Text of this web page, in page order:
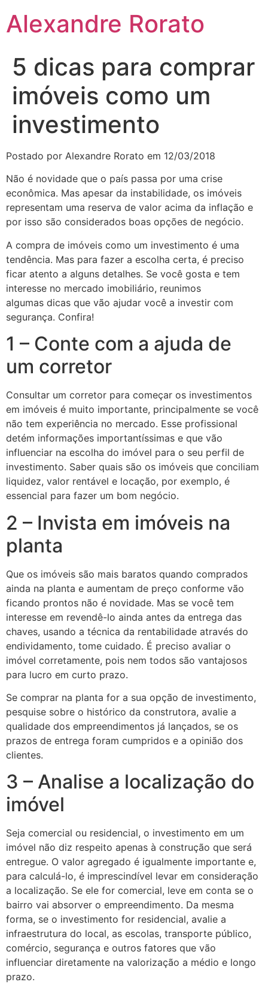
para
Alexandre Rorato
5 dicas para comprar
imóveis como um
investimento
Postado por Alexandre Rorato em 12/03/2018
Não é novidade que o país passa por uma crise
econômica. Mas apesar da instabilidade, os imóveis
representam uma reserva de valor acima da inflação e
por isso são considerados boas opções de negócio.
A compra de imóveis como um investimento é uma
tendência. Mas para fazer a escolha certa, é preciso
ficar atento a alguns detalhes. Se você gosta e tem
interesse no mercado imobiliário, reunimos
algumas dicas que vão ajudar você a investir com
segurança. Confira!
1 – Conte com a ajuda de
um corretor
Consultar um corretor para começar os investimentos
em imóveis é muito importante, principalmente se você
não tem experiência no mercado. Esse profissional
detém informações importantíssimas e que vão
influenciar na escolha do imóvel para o seu perfil de
investimento. Saber quais são os imóveis que conciliam
liquidez, valor rentável e locação, por exemplo, é
essencial para fazer um bom negócio.
2 – Invista em imóveis na
planta
Que os imóveis são mais baratos quando comprados
ainda na planta e aumentam de preço conforme vão
ficando prontos não é novidade. Mas se você tem
interesse em revendê-lo ainda antes da entrega das
chaves, usando a técnica da rentabilidade através do
endividamento, tome cuidado. É preciso avaliar o
imóvel corretamente, pois nem todos são vantajosos
para lucro em curto prazo.
Se comprar na planta for a sua opção de investimento,
pesquise sobre o histórico da construtora, avalie a
qualidade dos empreendimentos já lançados, se os
prazos de entrega foram cumpridos e a opinião dos
clientes.
3 – Analise a localização do
imóvel
Seja comercial ou residencial, o investimento em um
imóvel não diz respeito apenas à construção que será
entregue. O valor agregado é igualmente importante e,
para calculá-lo, é imprescindível levar em consideração
a localização. Se ele for comercial, leve em conta se o
bairro vai absorver o empreendimento. Da mesma
forma, se o investimento for residencial, avalie a
infraestrutura do local, as escolas, transporte público,
comércio, segurança e outros fatores que vão
influenciar diretamente na valorização a médio e longo
prazo.